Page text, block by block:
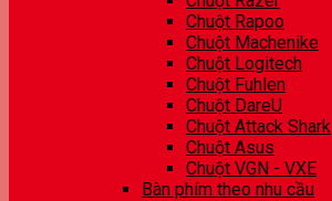
Chuột Rapoo
Chuột Machenike
Chuột Logitech
Chuột Fuhlen
Chuột DareU
Chuột Attack Shark
Chuột Asus
Chuột VGN - VXE
Bàn phím theo nhu cầu